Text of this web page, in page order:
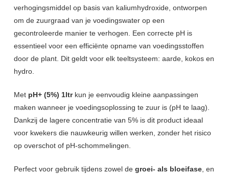
verhogingsmiddel op basis van kaliumhydroxide, ontworpen
om de zuurgraad van je voedingswater op een
gecontroleerde manier te verhogen. Een correcte pH is
essentieel voor een efficiënte opname van voedingsstoffen
door de plant. Dit geldt voor elk teeltsysteem: aarde, kokos en
hydro.
MetpH+ (5%) 1ltrkun je eenvoudig kleine aanpassingen
maken wanneer je voedingsoplossing te zuur is (pH te laag).
Dankzij de lagere concentratie van 5% is dit product ideaal
voor kwekers die nauwkeurig willen werken, zonder het risico
op overschot of pH-schommelingen.
Perfect voor gebruik tijdens zowel de groei- als bloeifase, en